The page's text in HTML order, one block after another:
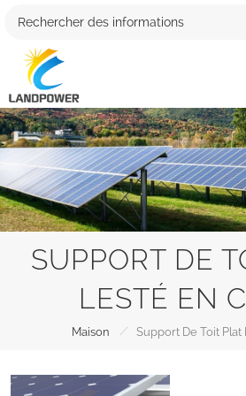
SUPPORT DE
LESTÉ EN
Maison / Support De Toit Plat